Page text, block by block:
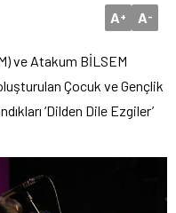
A+ A-
ve Atakum BİLSEM
Çocuk ve Gençlik
‘Dilden Dile Ezgiler’